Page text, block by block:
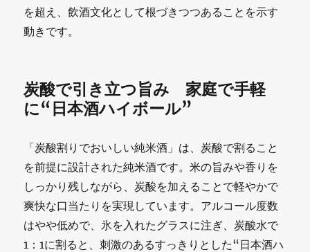
を超え、飲酒文化として根づきつつあることを示す
動きです。
炭酸で引き立つ旨み 家庭で手軽
に“日本酒ハイボール”
「炭酸割りでおいしい純米酒」は、炭酸で割ること
を前提に設計された純米酒です。米の旨みや香りを
しっかり残しながら、炭酸を加えることで軽やかで
爽快な口当たりを実現しています。アルコール度数
はやや低めで、氷を入れたグラスに注ぎ、炭酸水で
1：1に割ると、刺激のあるすっきりとした“日本酒ハ